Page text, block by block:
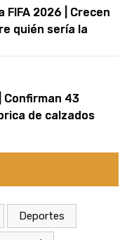
FIFA 2026 | Crecen
quién sería la
Confirman 43
de calzados
Deportes